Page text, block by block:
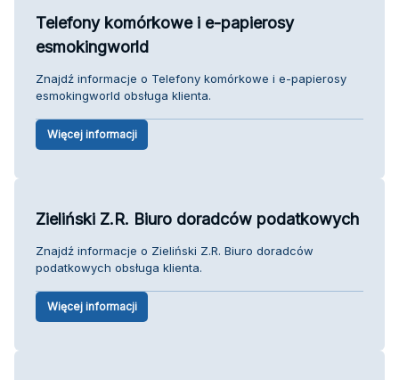
Telefony komórkowe i e-papierosy
esmokingworld
Znajdź informacje o Telefony komórkowe i e-papierosy
esmokingworld obsługa klienta.
Więcej informacji
Zieliński Z.R. Biuro doradców podatkowych
Znajdź informacje o Zieliński Z.R. Biuro doradców
podatkowych obsługa klienta.
Więcej informacji